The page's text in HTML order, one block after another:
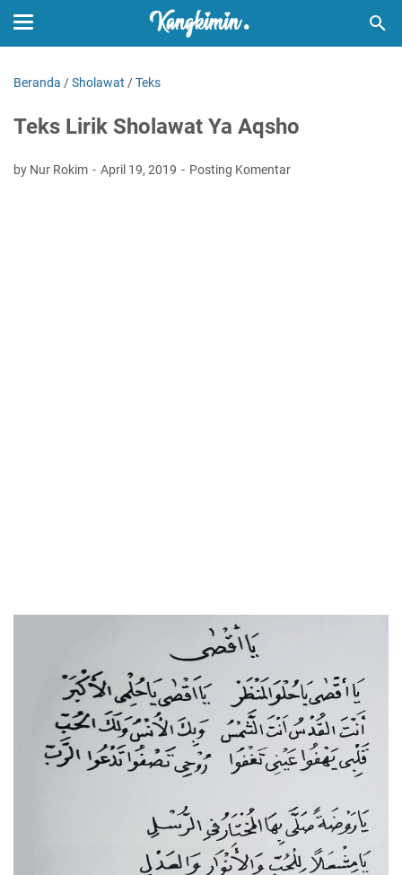
Beranda /Sholawat /Teks
Teks Lirik Sholawat Ya Aqsho
by Nur Rokim April 19, 2019 Posting Komentar